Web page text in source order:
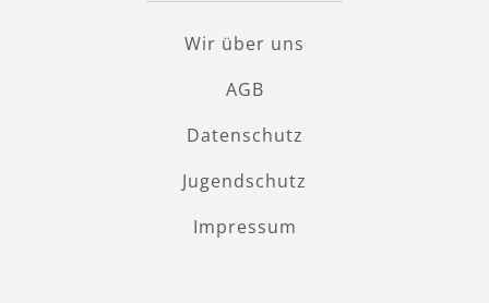
Wir über uns
AGB
Datenschutz
Jugendschutz
Impressum